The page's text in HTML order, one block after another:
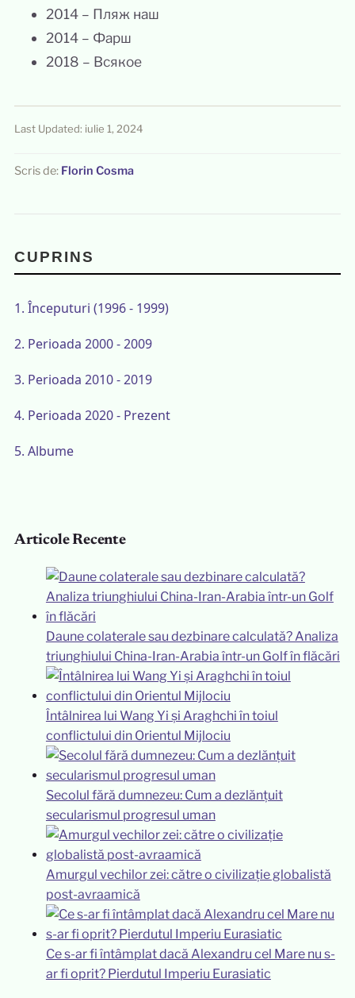
2014 – Пляж наш
2014 – Фарш
2018 – Всякое
Last Updated: iulie 1, 2024
Scris de: Florin Cosma
CUPRINS
1. Începuturi (1996 - 1999)
2. Perioada 2000 - 2009
3. Perioada 2010 - 2019
4. Perioada 2020 - Prezent
5. Albume
Articole Recente
Daune colaterale sau dezbinare calculată? Analiza
triunghiului China-Iran-Arabia într-un Golf în flăcări
Întâlnirea lui Wang Yi și Araghchi în toiul
conflictului din Orientul Mijlociu
Secolul fără dumnezeu: Cum a dezlănțuit
secularismul progresul uman
Amurgul vechilor zei: către o civilizație globalistă
post-avraamică
Ce s-ar fi întâmplat dacă Alexandru cel Mare nu s-
ar fi oprit? Pierdutul Imperiu Eurasiatic